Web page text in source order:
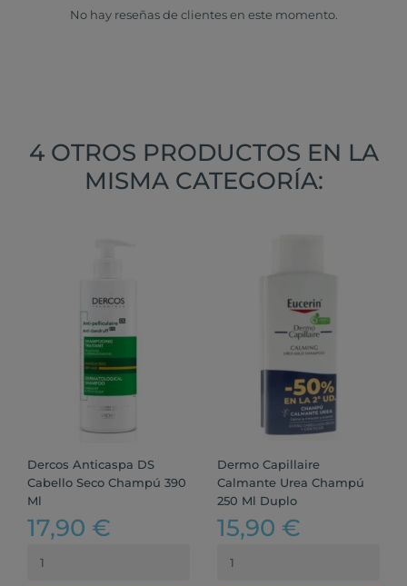
No hay reseñas de clientes en este momento.
4 OTROS PRODUCTOS EN LA
MISMA CATEGORÍA:
Dercos Anticaspa DS
Cabello Seco Champú 390
Ml
17,90 €
Dermo Capillaire
Calmante Urea Champú
250 Ml Duplo
15,90 €